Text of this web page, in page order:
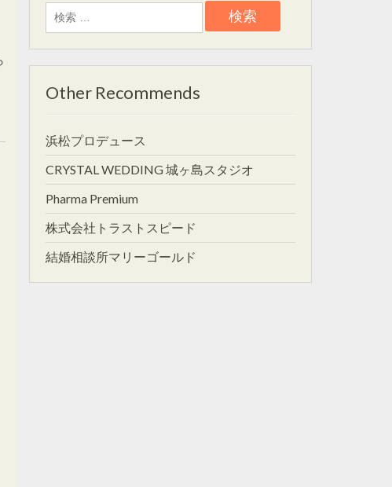
検
索:
Other Recommends
浜松プロデュース
CRYSTAL WEDDING 城ヶ島スタジオ
Pharma Premium
株式会社トラストスピード
結婚相談所マリーゴールド